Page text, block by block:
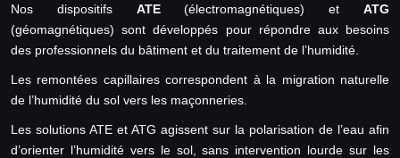
Nos dispositifs ATE(électromagnétiques) etATG
(géomagnétiques) sont développés pour répondre aux besoins
des professionnels du bâtiment et du traitement de l’humidité.
Les remontées capillaires correspondent à la migration naturelle
de l’humidité du sol vers les maçonneries.
Les solutions ATE et ATG agissent sur la polarisation de l’eau afin
d’orienter l’humidité vers le sol, sans intervention lourde sur les